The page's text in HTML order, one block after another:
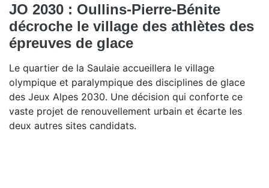
JO 2030 : Oullins-Pierre-Bénite
décroche le village des athlètes des
épreuves de glace
Le quartier de la Saulaie accueillera le village
olympique et paralympique des disciplines de glace
des Jeux Alpes 2030. Une décision qui conforte ce
vaste projet de renouvellement urbain et écarte les
deux autres sites candidats.